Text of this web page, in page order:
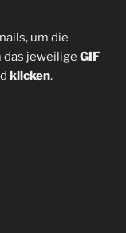
um die
das jeweilige GIF
klicken.